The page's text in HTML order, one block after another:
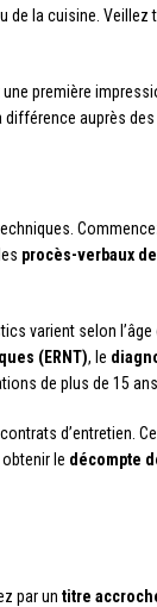
de la cuisine.
première
auprès
procès-verbaux
varient selon
(ERNT), le
de plus de 15 ans.
d’entretien.
le décompte
par un titre